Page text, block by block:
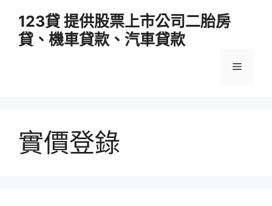
123貸 提供股票上市公司二胎房
貸、機車貸款、汽車貸款
選
實價登錄